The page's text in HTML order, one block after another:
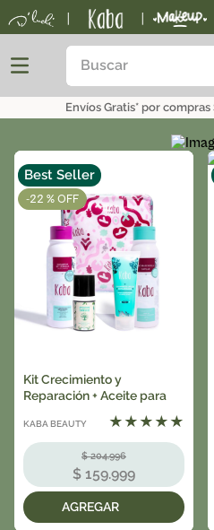
Buscar
Envíos Gratis* por
-22 %
Best Seller
Kit Crecimiento y
Reparación + Aceite para
KABA BEAUTY ★ ★ ★ ★ ★
$ 204.996
$ 159.999
TÉRMINOS MÁS BUSCADOS
3.
bronceador
keratina
tónico